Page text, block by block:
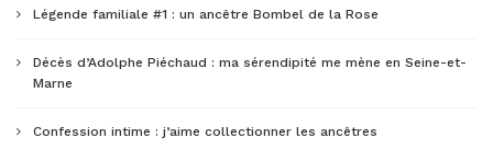
Légende familiale #1 : un ancêtre Bombel de la Rose
Décès d’Adolphe Piéchaud : ma sérendipité me mène en Seine-et-
Marne
Confession intime : j’aime collectionner les ancêtres